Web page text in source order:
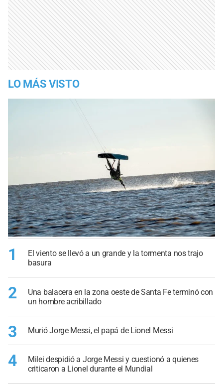
LO MÁS VISTO
1
El viento se llevó a un grande y la tormenta nos trajo
basura
2
Una balacera en la zona oeste de Santa Fe terminó con
un hombre acribillado
3 Murió Jorge Messi, el papá de Lionel Messi
4
Milei despidió a Jorge Messi y cuestionó a quienes
criticaron a Lionel durante el Mundial